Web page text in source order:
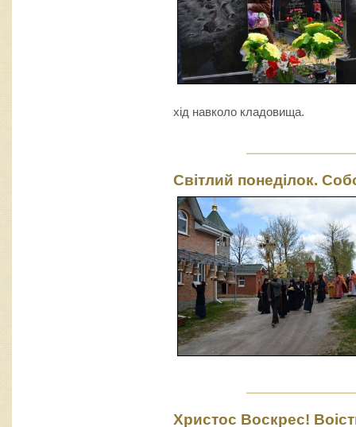
хід навколо кладовища.
Світлий понеділок.
Христос Воскрес!